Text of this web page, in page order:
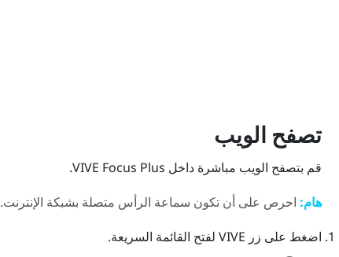
تصفح الويب
قم بتصفح الويب مباشرة داخل VIVE Focus Plus
.
هام:احرص على أن تكون سماعة الرأس متصلة بشبكة الإنترنت.
اضغط على زر VIVEلفتح القائمة السريعة.